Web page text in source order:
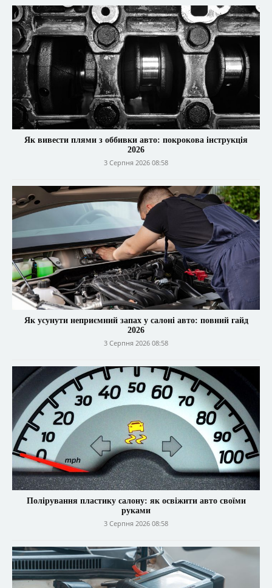
Як вивести плями з оббивки авто: покрокова інструкція
2026
3 Серпня 2026 08:58
Як усунути неприємний запах у салоні авто: повний гайд
2026
3 Серпня 2026 08:58
Полірування пластику салону: як освіжити авто своїми
руками
3 Серпня 2026 08:58